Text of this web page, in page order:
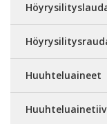
Huuhteluaineet